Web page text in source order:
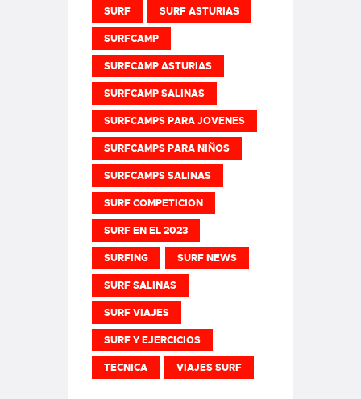
SURF SURF ASTURIAS
SURFCAMP
SURFCAMP ASTURIAS
SURFCAMP SALINAS
SURFCAMPS PARA JOVENES
SURFCAMPS PARA NIÑOS
SURFCAMPS SALINAS
SURF COMPETICION
SURF EN EL 2023
SURFING SURF NEWS
SURF SALINAS
SURF VIAJES
SURF Y EJERCICIOS
TECNICA VIAJES SURF